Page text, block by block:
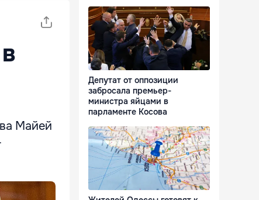
Майей
Депутат от оппозиции
забросала премьер-
министра яйцами в
парламенте Косова